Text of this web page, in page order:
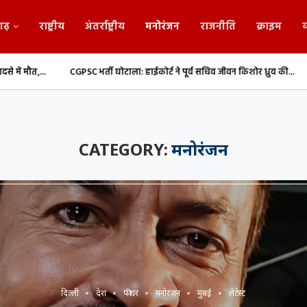
राष्ट्रीय अंतर्राष्ट्रीय मनोरंजन राजनीति क्राइम
भर्ती घोटाला: हाईकोर्ट ने पूर्व सचिव जीवन किशोर ध्रुव की... संसद मानसून सत्र:
CATEGORY:मनोरंजन
दिल्ली देश फीचर मनोरंजन मुंबई लेटेस्ट